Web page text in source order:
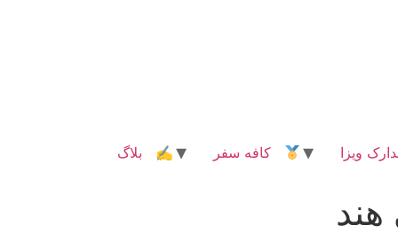
ویزا کافه سفر ✍ بلاگ